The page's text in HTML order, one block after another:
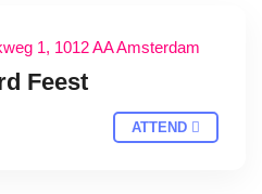
1, 1012 AA Amsterdam
Feest
ATTEND